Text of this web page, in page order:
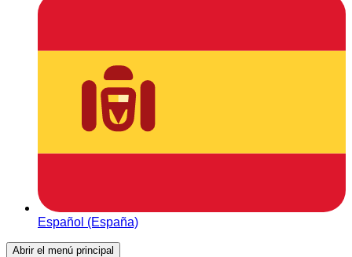
Español (España)
Abrir el menú principal